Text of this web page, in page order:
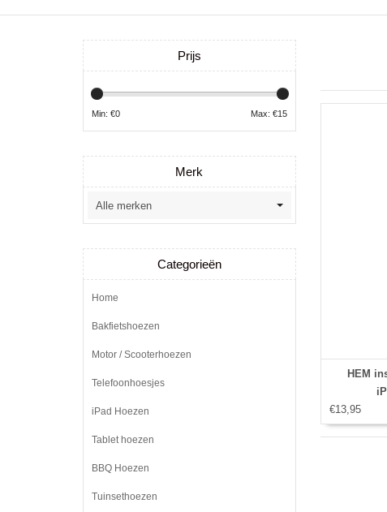
HEM
€13,95
Prijs
Min: €0 Max: €15
Merk
Categorieën
Home
Bakfietshoezen
Motor / Scooterhoezen
Telefoonhoesjes
iPad Hoezen
Tablet hoezen
BBQ Hoezen
Tuinsethoezen